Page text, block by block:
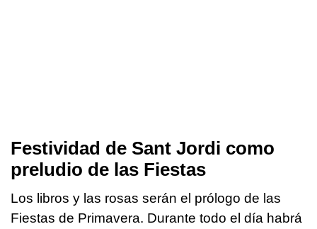
Festividad de Sant Jordi como
preludio de las Fiestas
Los libros y las rosas serán el prólogo de las
Fiestas de Primavera. Durante todo el día habrá